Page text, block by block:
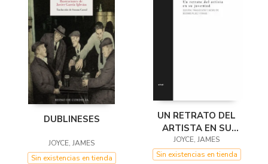
DUBLINESES
JOYCE, JAMES
Sin existencias en tienda
UN RETRATO DEL
ARTISTA EN SU
JUVENTUD
JOYCE, JAMES
Sin existencias en tienda